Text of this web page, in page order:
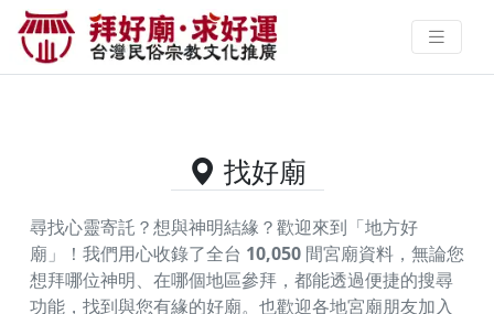
苗栗縣大湖鄉的好廟資料｜拜好廟
求好運 找到與您有緣的信仰
找好廟
尋找心靈寄託？想與神明結緣？歡迎來到「地方好
廟」！我們用心收錄了全台 10,050 間宮廟資料，無論您
想拜哪位神明、在哪個地區參拜，都能透過便捷的搜尋
功能，找到與您有緣的好廟。 也歡迎各地宮廟朋友加入